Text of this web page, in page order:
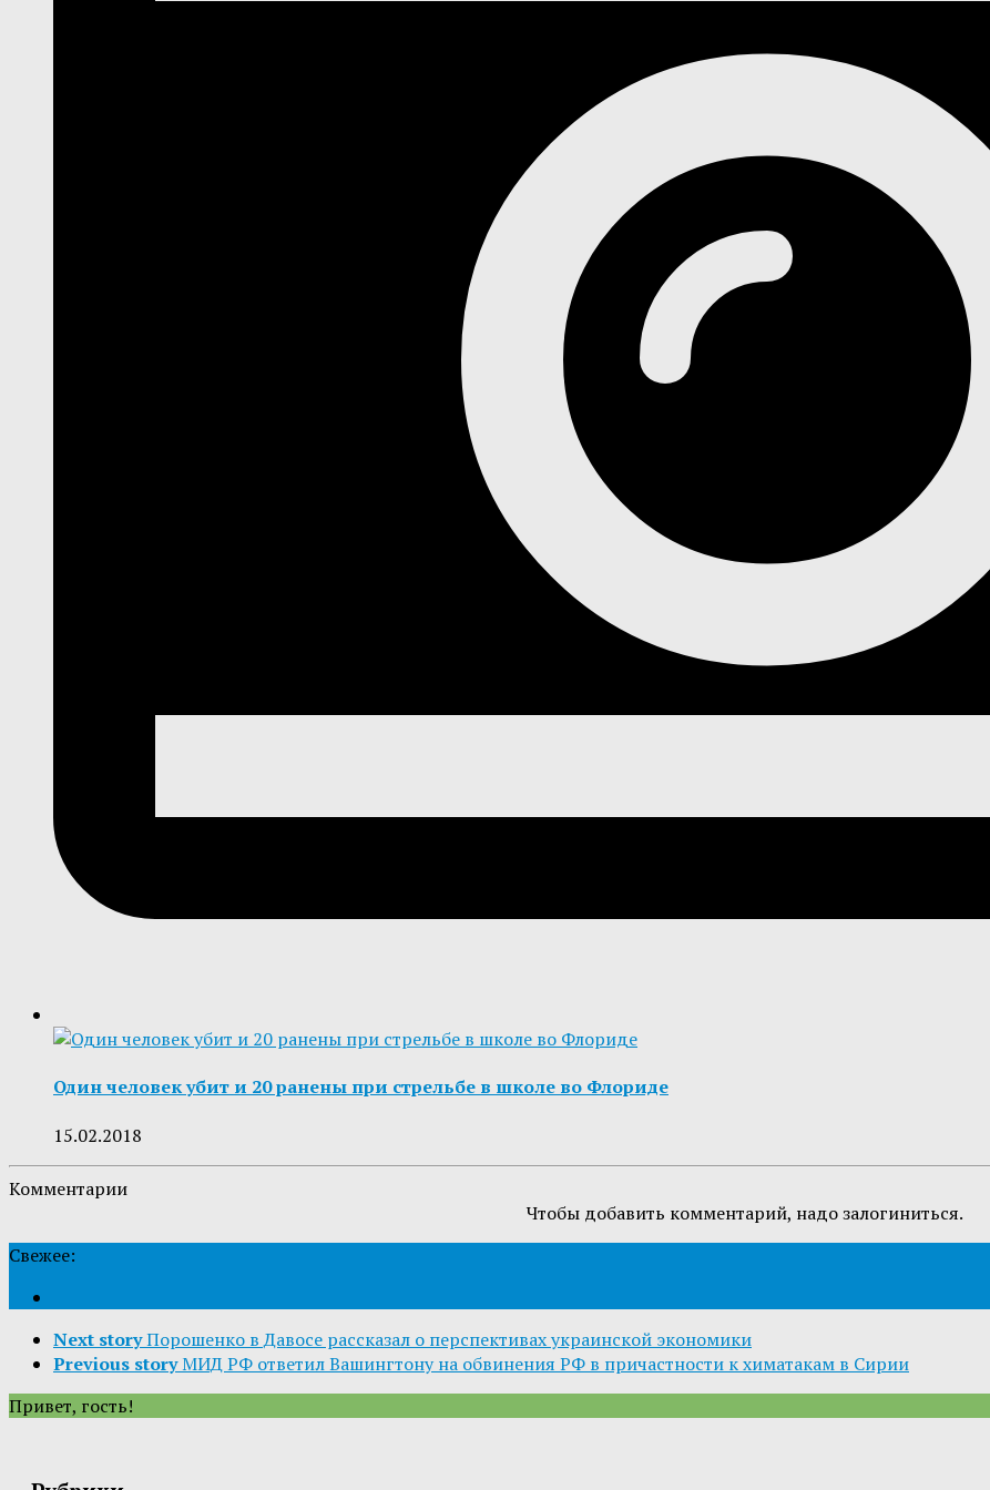
Один человек убит и 20 ранены при стрельбе в школе во Флориде
15.02.2018
Комментарии
Чтобы добавить комментарий, надо залогиниться.
Свежее:
Next storyПорошенко в Давосе рассказал о перспективах украинской экономики
Previous storyМИД РФ ответил Вашингтону на обвинения РФ в причастности к химатакам в Сирии
Привет, гость!